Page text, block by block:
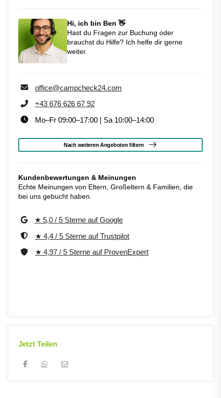
Hi, ich bin Ben 👋
Hast du Fragen zur Buchung oder
brauchst du Hilfe? Ich helfe dir gerne
weiter.
office@campcheck24.com
+43 676 626 67 92
Mo–Fr 09:00–17:00 | Sa 10:00–14:00
Nach weiteren Angeboten filtern
Kundenbewertungen & Meinungen
Echte Meinungen von Eltern, Großeltern & Familien, die
bei uns gebucht haben.
★ 5,0 / 5 Sterne auf Google
★ 4,4 / 5 Sterne auf Trustpilot
★ 4,97 / 5 Sterne auf ProvenExpert
Jetzt Teilen